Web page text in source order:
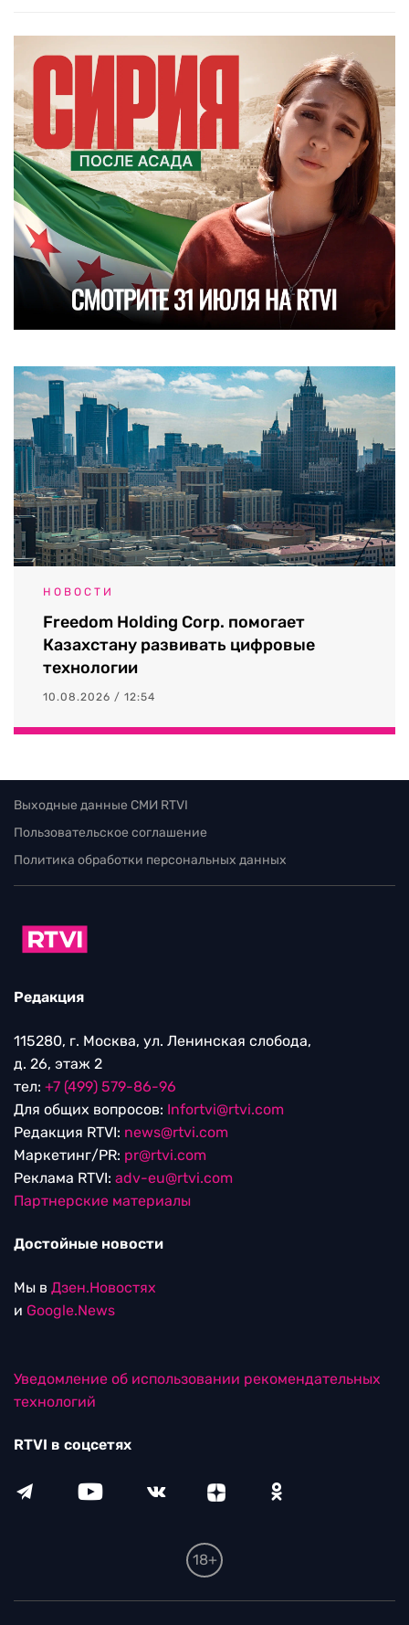
НОВОСТИ
Freedom Holding Corp. помогает
Казахстану развивать цифровые
технологии
10.08.2026 / 12:54
Выходные данные СМИ RTVI
Пользовательское соглашение
Политика обработки персональных данных
Редакция
115280, г. Москва, ул. Ленинская слобода,
д. 26, этаж 2
тел: +7 (499) 579-86-96
Для общих вопросов: Infortvi@rtvi.com
Редакция RTVI: news@rtvi.com
Маркетинг/PR: pr@rtvi.com
Реклама RTVI: adv-eu@rtvi.com
Партнерские материалы
Достойные новости
Мы в Дзен.Новостях
и Google.News
Уведомление об использовании рекомендательных
технологий
RTVI в соцсетях
18+